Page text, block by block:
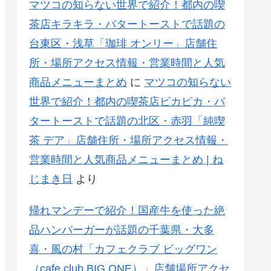
マツコの知らない世界で紹介！都内の喫
茶店キラキラ・バタートーストで話題の
台東区・浅草「珈琲 オンリー」店舗住
所・場所アクセス情報・営業時間と人気
商品メニューまとめ に マツコの知らない
世界で紹介！都内の喫茶店ピカピカ・バ
タートーストで話題の北区・赤羽「純喫
茶 デア」店舗住所・場所アクセス情報・
営業時間と人気商品メニューまとめ | ね
じまき日 より
帰れマンデーで紹介！国産牛を使った絶
品ハンバーガーが話題の千葉県・大多
喜・風の村「カフェクラブ ビッグワン
（cafe club BIG ONE）」店舗場所アクセ